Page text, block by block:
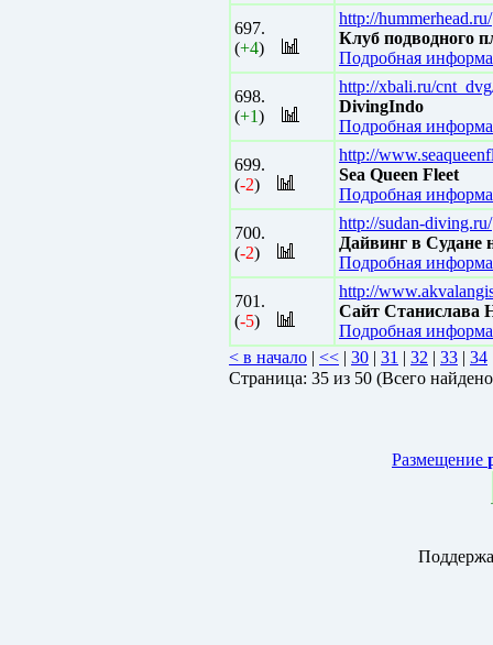
697.
(+4)
http://hummerhead.ru/
Клуб подводного
Подробная
698.
(+1)
http://xbali.ru/
DivingIndo
Подробная
699.
(-2)
http://
Sea Queen Fleet
Подробная
700.
(-2)
http://sudan-diving.ru/
Дайвинг в Судане
Подробная
701.
(-5)
http://
Сайт Станислава
Подробная
< в начало | << | 30 | 31 | 32 | 33 | 34
Страницa: 35 из 50 (Всего
Размещение